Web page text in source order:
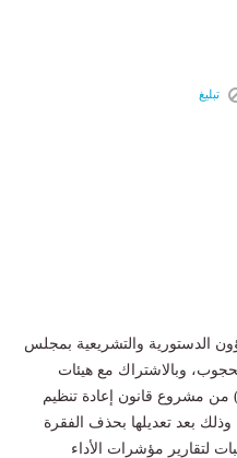
تبليغ
الدستورية والتشريعية بمجلس
وبالاشتراك مع هيئات
17 لجنة نوعية، على المادة (25) من مشروع قانون إعادة تنظيم
وذلك بعد تعديلها بحذف الفقرة
لتقارير مؤشرات الأداء